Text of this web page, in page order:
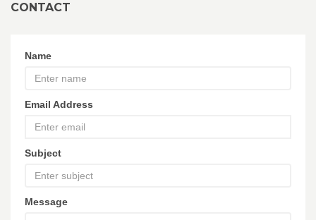
CONTACT
Name
Email Address
Subject
Message